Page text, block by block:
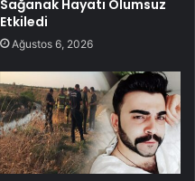
Sağanak Hayatı Olumsuz
Etkiledi
Ağustos 6, 2026